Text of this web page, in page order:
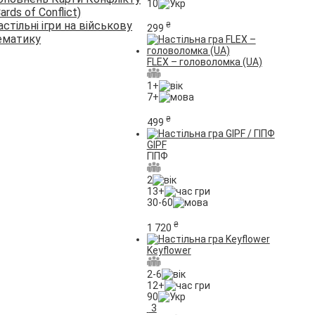
of Сonflict)
ігри на військову
10
299 ₴
FLEX – головоломка (UA)
1+
7+
499 ₴
GIPF
ГІПФ
2
13+
30-60
1 720 ₴
Keyflower
2-6
12+
90
3